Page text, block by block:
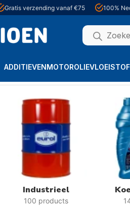
Gratis verzending vanaf €75 100%
ADDITIEVENMOTOROLIE
Industrieel
100 products